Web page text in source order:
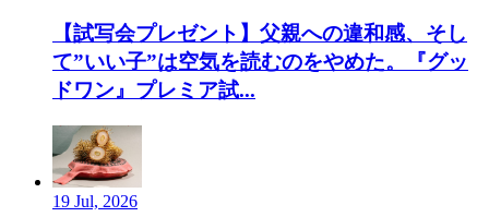
【試写会プレゼント】父親への違和感、そし
て”いい子”は空気を読むのをやめた。『グッ
ドワン』プレミア試...
19 Jul, 2026